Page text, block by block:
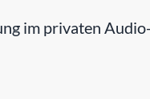
im privaten